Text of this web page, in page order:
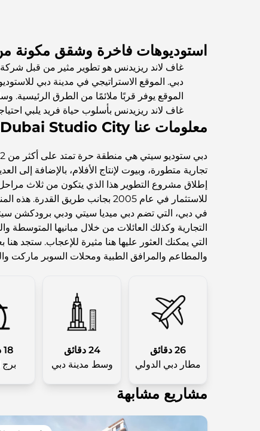
استوديوهات فاخرة وشقق مكونة
غاف لاند ريزيدنس هو تطوير مثير من قبل شركة
دبي. الموقع الاستراتيجي في مدينة دبي
الموقع يوفر قربًا ملائمًا من الطرق الرئيسية.
غاف لاند ريزيدنس بأسلوب حياة فريد يلبي
معلومات عنا Dubai Studio City
تجارية متطورة، وبيوت لإنتاج الأفلام، بالإضافة إلى
للاستثمار في عام 2005 بجانب طريق
في دبي، التي تضم دبي ميديا سيتي ودبي برودكشن
التجارية وكذلك العائلات من خلال مبانيها المتوسطة
التي يمكنك العثور عليها هنا مثيرة للإعجاب. ستجد
والمطاعم والمرافق الطبية ومحلات السوبر ماركت
26 دقائق
مطار دبي الدولي
24 دقائق
وسط مدينة دبي
18 دقائق
مشاريع مشابهة